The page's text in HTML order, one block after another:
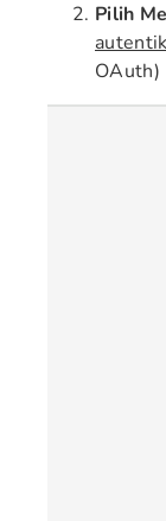
Pilih
OAuth)